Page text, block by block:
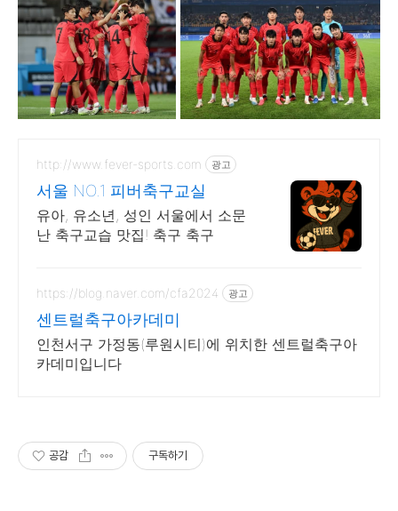
http://www.fever-sports.com 광고
서울 NO.1 피버축구교실
유아, 유소년, 성인 서울에서 소문
난 축구교습 맛집! 축구 축구
https://blog.naver.com/cfa2024 광고
센트럴축구아카데미
인천서구 가정동(루원시티)에 위치한 센트럴축구아
카데미입니다
공감 구독하기